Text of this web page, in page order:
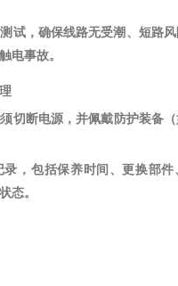
试，确保线路无受潮、短路
电事故。
切断电源 ，并佩戴防护装备
录 ，包括保养时间、更换部
态。